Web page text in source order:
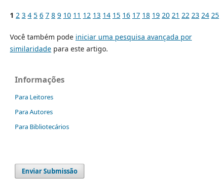
1 2 3 4 5 6 7 8 9 10 11 12 13 14 15 16 17 18 19 20 21 22 23 24 25
Você também pode iniciar uma pesquisa avançada por
similaridadepara este artigo.
Informações
Para Leitores
Para Autores
Para Bibliotecários
Enviar Submissão